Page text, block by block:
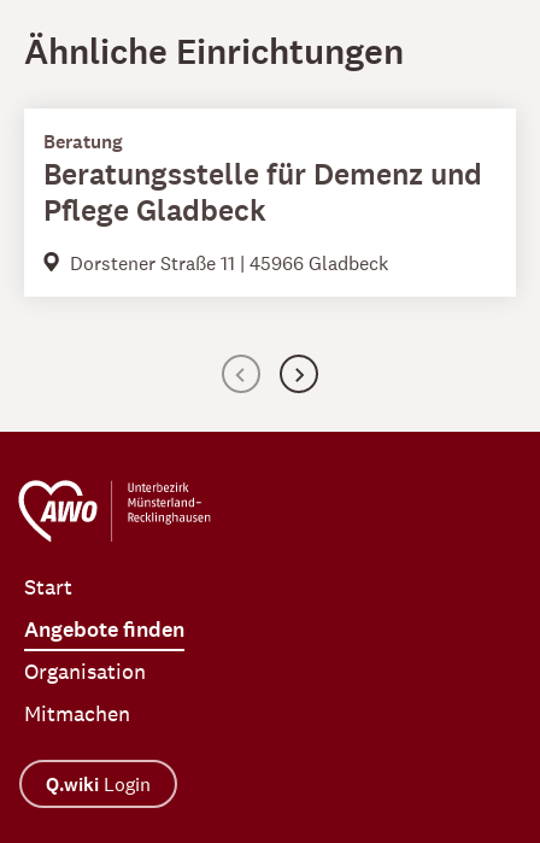
Ähnliche Einrichtungen
Beratung
Beratungsstelle für Demenz und
Pflege Gladbeck
Dorstener Straße 11 | 45966 Gladbeck
Start
Angebote finden
Organisation
Mitmachen
Q.wiki Login